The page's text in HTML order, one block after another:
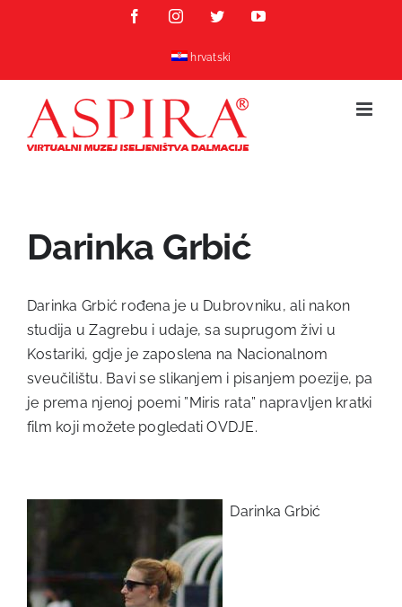
FacebookInstagramTwitterYouTube
hrvatski
Darinka Grbić
Darinka Grbić rođena je u Dubrovniku, ali nakon
studija u Zagrebu i udaje, sa suprugom živi u
Kostariki, gdje je zaposlena na Nacionalnom
sveučilištu. Bavi se slikanjem i pisanjem poezije, pa
je prema njenoj poemi ”Miris rata” napravljen kratki
film koji možete pogledatiOVDJE.
Darinka Grbić